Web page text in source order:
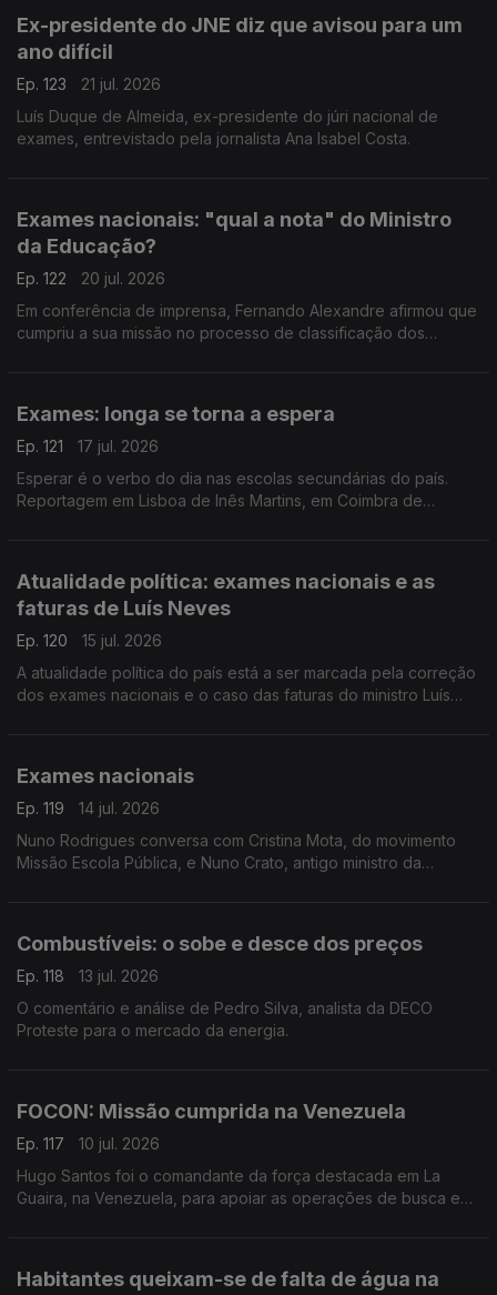
Ex-presidente do JNE diz que avisou para um
ano difícil
Ep. 123
21 jul. 2026
Luís Duque de Almeida, ex-presidente do júri nacional de
exames, entrevistado pela jornalista Ana Isabel Costa.
Exames nacionais: "qual a nota" do Ministro
da Educação?
Ep. 122
20 jul. 2026
Em conferência de imprensa, Fernando Alexandre afirmou que
cumpriu a sua missão no processo de classificação dos
Exames: longa se torna a espera
Ep. 121
17 jul. 2026
Esperar é o verbo do dia nas escolas secundárias do país.
Reportagem em Lisboa de Inês Martins, em Coimbra de
Atualidade política: exames nacionais e as
faturas de Luís Neves
Ep. 120
15 jul. 2026
A atualidade política do país está a ser marcada pela correção
dos exames nacionais e o caso das faturas do ministro Luís
Exames nacionais
Ep. 119
14 jul. 2026
Nuno Rodrigues conversa com Cristina Mota, do movimento
Missão Escola Pública, e Nuno Crato, antigo ministro da
Combustíveis: o sobe e desce dos preços
Ep. 118
13 jul. 2026
O comentário e análise de Pedro Silva, analista da DECO
Proteste para o mercado da energia.
FOCON: Missão cumprida na Venezuela
Ep. 117
10 jul. 2026
Hugo Santos foi o comandante da força destacada em La
Guaira, na Venezuela, para apoiar as operações de busca e
Habitantes queixam-se de falta de água na